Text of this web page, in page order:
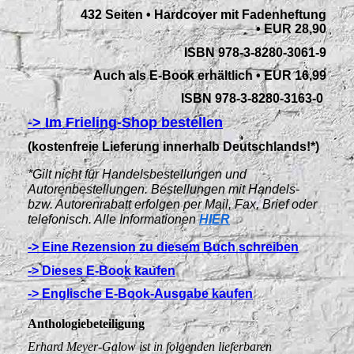
432 Seiten • Hardcover mit Fadenheftung
• EUR 28,90
ISBN 978-3-8280-3061-9
Auch als E-Book erhältlich • EUR 16,99
ISBN 978-3-8280-3163-0
-> Im Frieling-Shop bestellen
(kostenfreie Lieferung innerhalb Deutschlands!*)
*Gilt nicht für Handelsbestellungen und
Autorenbestellungen. Bestellungen mit Handels-
bzw. Autorenrabatt erfolgen per Mail, Fax, Brief oder
telefonisch. Alle InformationenHIER
-> Eine Rezension zu diesem Buch schreiben
-> Dieses E-Book kaufen
-> Englische E-Book-Ausgabe kaufen
Anthologiebeteiligung
Erhard Meyer-Galow ist in folgenden lieferbaren